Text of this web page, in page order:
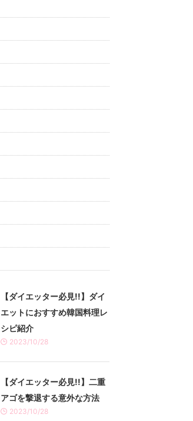
【ダイエッター必見!!】ダイ
エットにおすすめ韓国料理レ
シピ紹介
2023/10/28
【ダイエッター必見!!】二重
アゴを撃退する意外な方法
2023/10/28